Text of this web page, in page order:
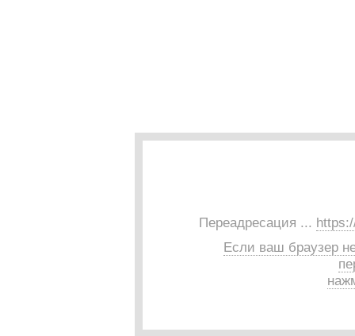
Переадресация ...
Если ваш браузер